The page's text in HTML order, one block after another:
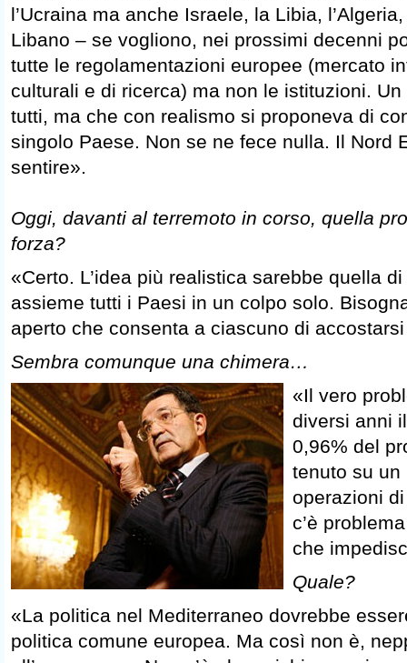
l’Ucraina ma anche Israele, la Libia,
Libano – se vogliono, nei prossimi decenni
tutte le regolamentazioni europee (mercato
culturali e di ricerca) ma non le istituzioni.
tutti, ma che con realismo si proponeva di
singolo Paese. Non se ne fece nulla. Il Nord
sentire».
Oggi, davanti al terremoto in corso, quella
forza?
«Certo. L’idea più realistica sarebbe quella
assieme tutti i Paesi in un colpo solo.
aperto che consenta a ciascuno di
Sembra comunque una chimera…
«Il vero
diversi anni
0,96% del
tenuto su un
operazioni
c’è
che
Quale?
«La politica nel Mediterraneo dovrebbe
politica comune europea. Ma così non è,